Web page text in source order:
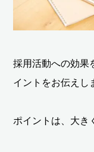
採用活動への効果
イントをお伝えし
ポイントは、大き